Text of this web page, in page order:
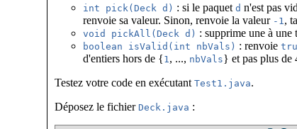
int pick(Deck d) : si le paquetd n'est pas
renvoie sa valeur. Sinon, renvoie la valeur -1 ,
void pickAll(Deck d) : supprime une à une
boolean isValid(int nbVals) : renvoie
d'entiers hors de {1 , ..., nbVals} et pas plus de
Testez votre code en exécutantTest1.java.
Déposez le fichierDeck.java :